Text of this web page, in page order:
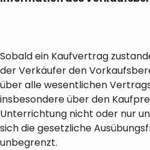
Sobald ein Kaufvertrag
der Verkäufer den
über alle wesentlichen
insbesondere über den
Unterrichtung nicht oder nur
sich die gesetzliche
unbegrenzt.